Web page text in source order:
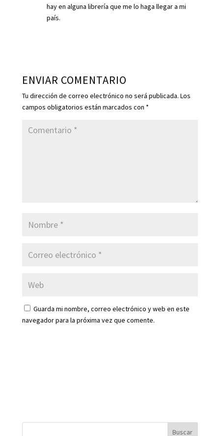
hay en alguna librería que me lo haga llegar a mi
país.
ENVIAR COMENTARIO
Tu dirección de correo electrónico no será publicada. Los
campos obligatorios están marcados con *
Guarda mi nombre, correo electrónico y web en este
navegador para la próxima vez que comente.